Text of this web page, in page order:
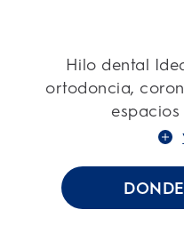
Hilo dental
ortodoncia,
espacios